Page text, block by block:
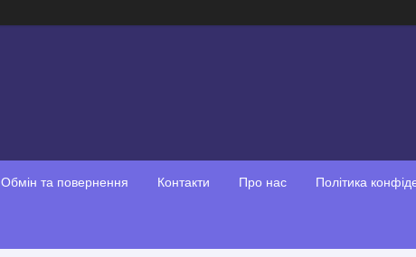
Обмін та повернення Контакти Про нас Політика